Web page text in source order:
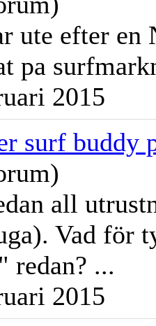
ute efter en
pa
2015
surf buddy
all
Vad för
" redan? ...
2015